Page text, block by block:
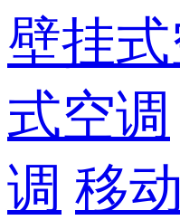
壁挂式
式空调
调 移